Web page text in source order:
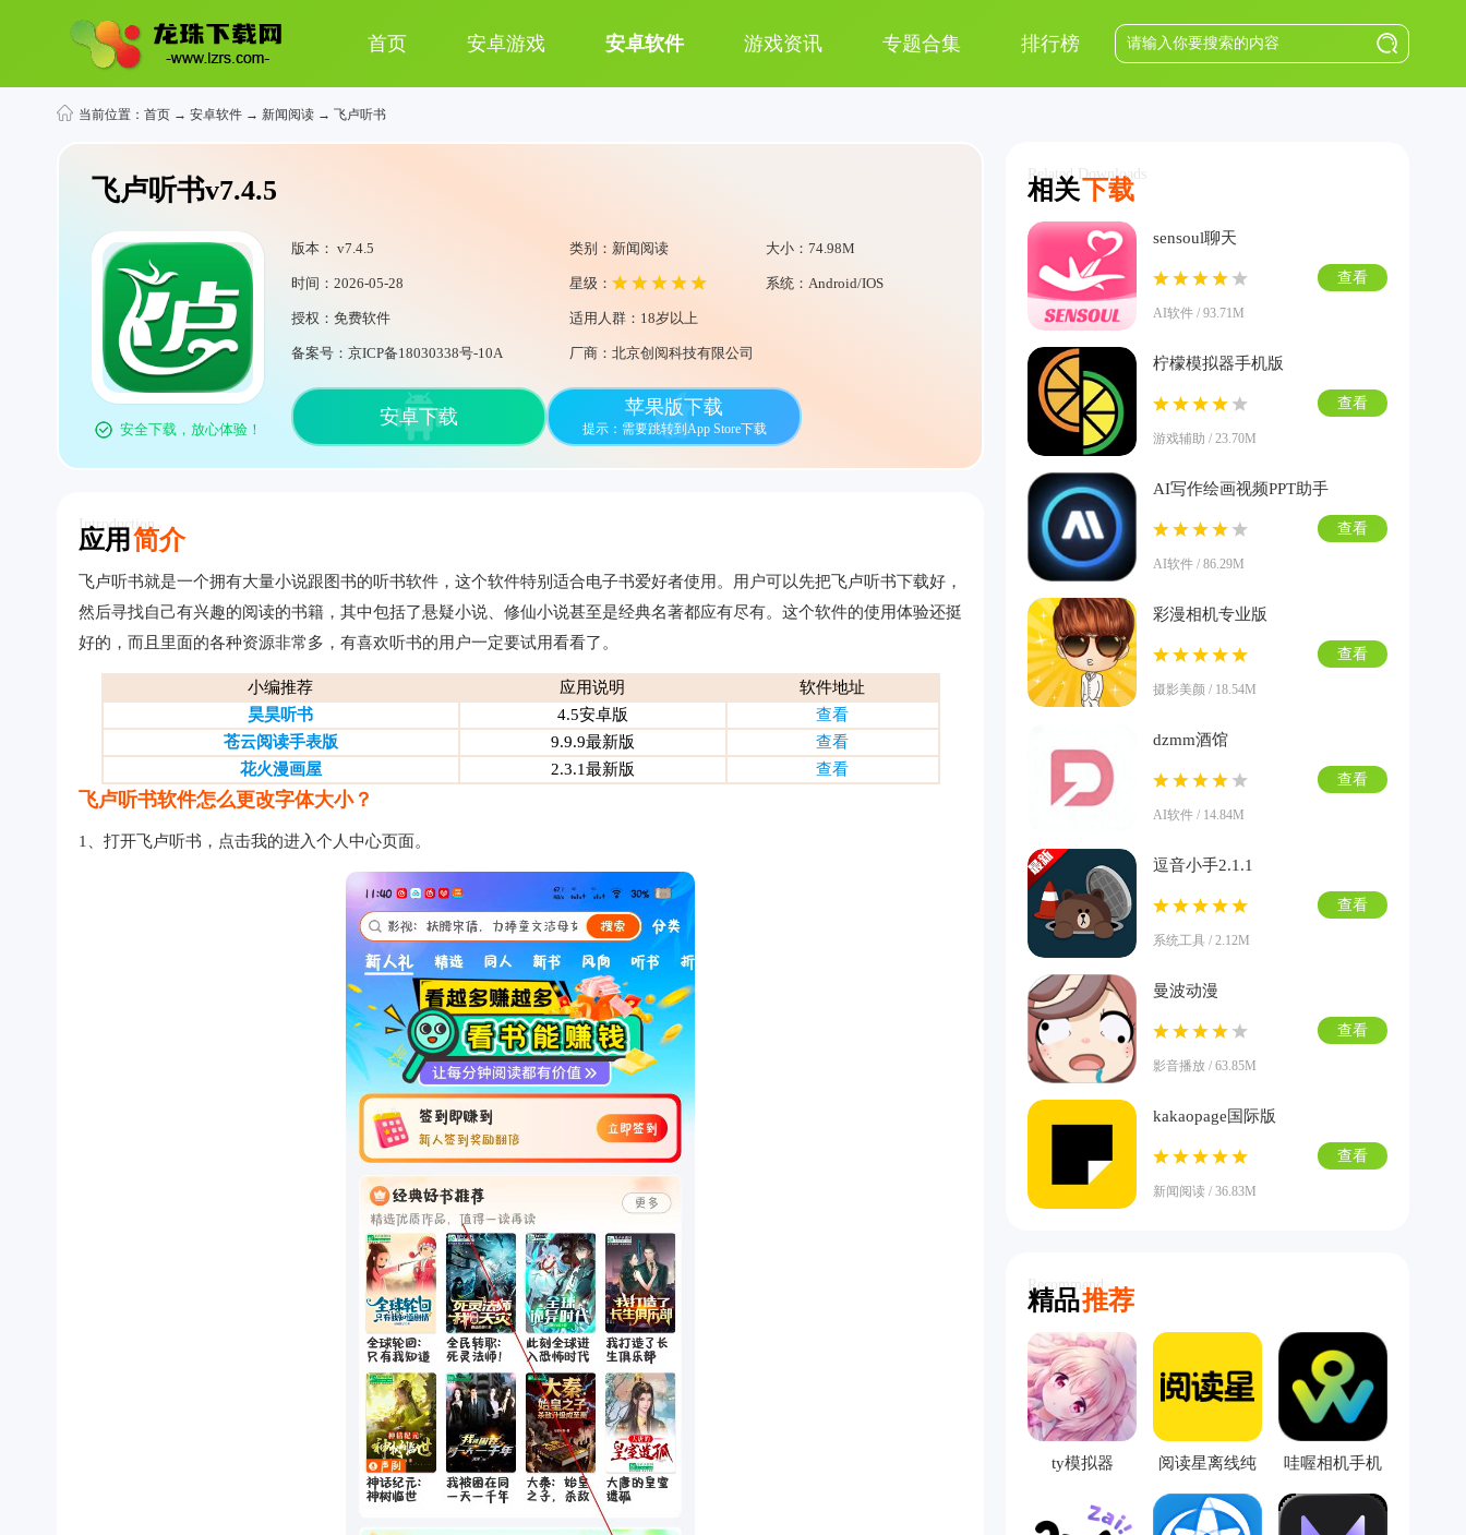
首页 安卓游戏 安卓软件 游戏资讯 专题合集 排行榜
当前位置： 首页 → 安卓软件 → 新闻阅读 → 飞卢听书
飞卢听书v7.4.5
安全下载，放心体验！
版本： v7.4.5 类别：新闻阅读 大小：74.98M
时间：2026-05-28 星级： 系统：Android/IOS
授权：免费软件 适用人群：18岁以上
备案号：京ICP备18030338号-10A 厂商：北京创阅科技有限公司
安卓下载 苹果版下载
提示：需要跳转到App Store下载
应用 简介
Introduction
飞卢听书就是一个拥有大量小说跟图书的听书软件，这个软件特别适合电子书爱好者使用。用户可以先把飞卢听书下载好，
然后寻找自己有兴趣的阅读的书籍，其中包括了悬疑小说、修仙小说甚至是经典名著都应有尽有。这个软件的使用体验还挺
好的，而且里面的各种资源非常多，有喜欢听书的用户一定要试用看看了。
小编推荐 应用说明
软件地址
昊昊听书
4.5安卓版
查看
苍云阅读手表版
9.9.9最新版
查看
花火漫画屋
2.3.1最新版 查看
飞卢听书软件怎么更改字体大小？
1、打开飞卢听书，点击我的进入个人中心页面。
相关下载
Related Downloads
sensoul聊天
AI软件 / 93.71M
查看
柠檬模拟器手机版
游戏辅助 / 23.70M
查看
AI写作绘画视频PPT助手
AI软件 / 86.29M
查看
彩漫相机专业版
摄影美颜 / 18.54M
查看
dzmm酒馆
AI软件 / 14.84M
查看
逗音小手2.1.1
系统工具 / 2.12M
查看
曼波动漫
影音播放 / 63.85M
查看
kakaopage国际版
新闻阅读 / 36.83M
查看
精品推荐
Recommend
ty模拟器
阅读星离线纯
净版
哇喔相机手机
版